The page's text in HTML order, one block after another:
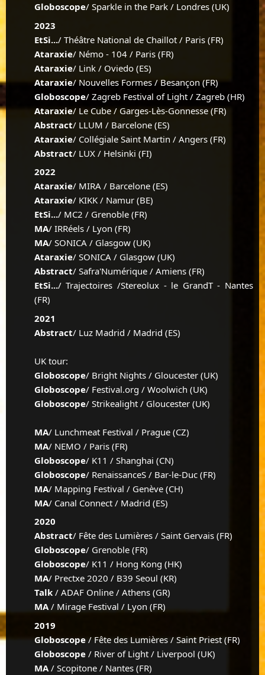
Globoscope/ Sparkle in the Park / Londres (UK)
2023
EtSi.../ Théâtre National de Chaillot / Paris (FR)
Ataraxie/ Némo - 104 / Paris (FR)
Ataraxie/ Link / Oviedo (ES)
Ataraxie/ Nouvelles Formes / Besançon (FR)
Globoscope/ Zagreb Festival of Light / Zagreb (HR)
Ataraxie/ Le Cube / Garges-Lès-Gonnesse (FR)
Abstract/ LLUM / Barcelone (ES)
Ataraxie/ Collégiale Saint Martin / Angers (FR)
Abstract/ LUX / Helsinki (FI)
2022
Ataraxie/ MIRA / Barcelone (ES)
Ataraxie/ KIKK / Namur (BE)
EtSi.../ MC2 / Grenoble (FR)
MA/ IRRéels / Lyon (FR)
MA/ SONICA / Glasgow (UK)
Ataraxie/ SONICA / Glasgow (UK)
Abstract/ Safra'Numérique / Amiens (FR)
EtSi.../ Trajectoires /Stereolux - le GrandT - Nantes
(FR)
2021
Abstract/ Luz Madrid / Madrid (ES)
UK tour:
Globoscope/ Bright Nights / Gloucester (UK)
Globoscope/ Festival.org / Woolwich (UK)
Globoscope/ Strikealight / Gloucester (UK)
MA/ Lunchmeat Festival / Prague (CZ)
MA/ NEMO / Paris (FR)
Globoscope/ K11 / Shanghai (CN)
Globoscope/ RenaissanceS / Bar-le-Duc (FR)
MA/ Mapping Festival / Genève (CH)
MA/ Canal Connect / Madrid (ES)
2020
Abstract/ Fête des Lumières / Saint Gervais (FR)
Globoscope/ Grenoble (FR)
Globoscope/ K11 / Hong Kong (HK)
MA/ Prectxe 2020 / B39 Seoul (KR)
Talk / ADAF Online / Athens (GR)
MA/ Mirage Festival / Lyon (FR)
2019
Globoscope/ Fête des Lumières / Saint Priest (FR)
Globoscope / River of Light / Liverpool (UK)
MA / Scopitone / Nantes (FR)